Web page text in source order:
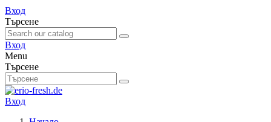
Вход
Търсене
Вход
Menu
Търсене
Вход